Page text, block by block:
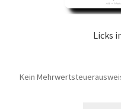
Licks
Kein